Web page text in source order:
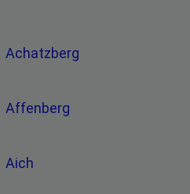
Achatzberg
Affenberg
Aich